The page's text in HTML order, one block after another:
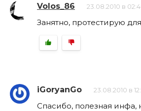
Volos_86 23.08.2010 в
Занятно, протестирую
iGoryanGo 23.08.2010 в
Спасибо, полезная инфа,